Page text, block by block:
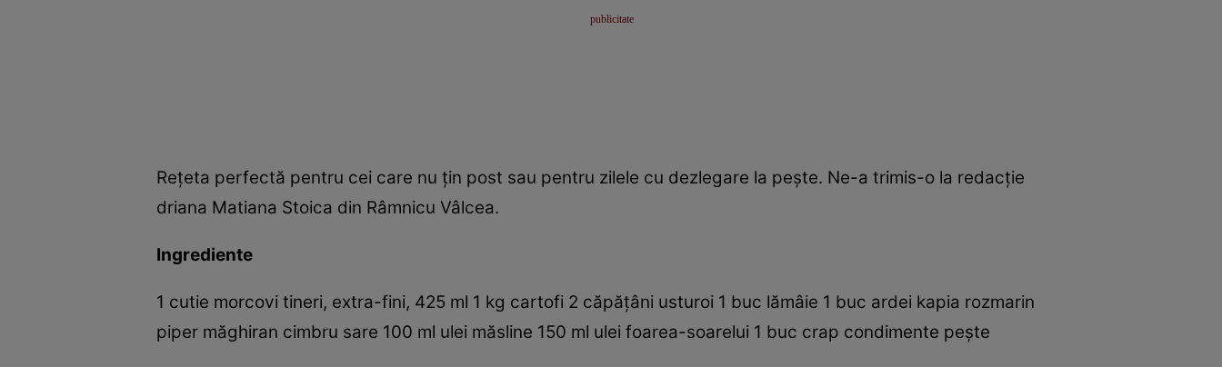
Reţeta perfectă pentru cei care nu ţin post sau pentru zilele cu dezlegare la peşte. Ne-a trimis-o la redacţie
driana Matiana Stoica din Râmnicu Vâlcea.
Ingrediente
1 cutie morcovi tineri, extra-fini, 425 ml 1 kg cartofi 2 căpăţâni usturoi 1 buc lămâie 1 buc ardei kapia rozmarin
piper măghiran cimbru sare 100 ml ulei măsline 150 ml ulei foarea-soarelui 1 buc crap condimente peşte